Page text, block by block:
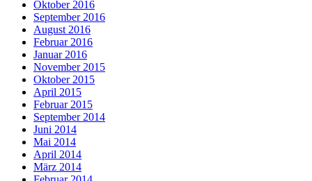
Oktober 2016
September 2016
August 2016
Februar 2016
Januar 2016
November 2015
Oktober 2015
April 2015
Februar 2015
September 2014
Juni 2014
Mai 2014
April 2014
März 2014